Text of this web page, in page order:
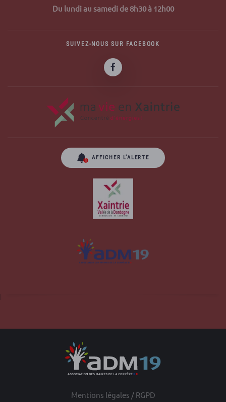
Du lundi au samedi de 8h30 à 12h00
SUIVEZ-NOUS SUR FACEBOOK
AFFICHER L’ALERTE
Mentions légales / RGPD